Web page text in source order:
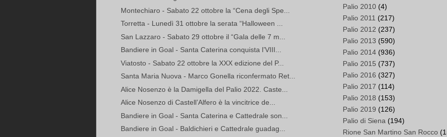
Montechiaro - Sabato 22 ottobre la “Cena degli Spe...
Torretta - Lunedì 31 ottobre la serata “Halloween ...
San Lazzaro - Sabato 29 ottobre il “Gala delle 7 m...
Bandiere in Goal - Santa Caterina conquista l’VIII...
Viatosto - Sabato 22 ottobre la XXX edizione del P...
Santa Maria Nuova - Marco Gonella riconfermato Ret...
Alice Nosenzo è la Damigella del Palio 2022. Caste...
Alice Nosenzo di Castell’Alfero è la vincitrice de...
Bandiere in Goal - Santa Caterina e Cattedrale son...
Bandiere in Goal - Baldichieri e Cattedrale guadag...
Palio 2010 (4)
Palio 2011 (217)
Palio 2012 (237)
Palio 2013 (590)
Palio 2014 (936)
Palio 2015 (737)
Palio 2016 (327)
Palio 2017 (114)
Palio 2018 (153)
Palio 2019 (126)
Palio di Siena (194)
Rione San Martino San Rocco